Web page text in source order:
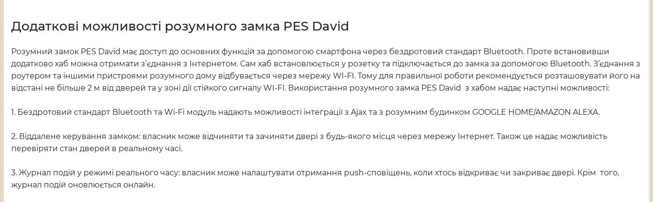
Додаткові можливості розумного замка PES David
Розумний замок PES David має доступ до основних функцій за допомогою смартфона через бездротовий стандарт Bluetooth. Проте встановивши
додатково хаб можна отримати з’єднання з Інтернетом. Сам хаб встановлюється у розетку та підключається до замка за допомогою Bluetooth. З’єднання з
роутером та іншими пристроями розумного дому відбувається через мережу WI-FI. Тому для правильної роботи рекомендується розташовувати його на
відстані не більше 2 м від дверей та у зоні дії стійкого сигналу WI-FI. Використання розумного замка PES David з хабом надає наступні можливості:
1. Бездротовий стандарт Bluetooth та Wi-Fi модуль надають можливості інтеграції з Ajax та з розумним будинком GOOGLE HOME/AMAZON ALEXA.
2. Віддалене керування замком: власник може відчиняти та зачиняти двері з будь-якого місця через мережу Інтернет. Також це надає можливість
перевіряти стан дверей в реальному часі.
3. Журнал подій у режимі реального часу: власник може налаштувати отримання push-сповіщень, коли хтось відкриває чи закриває двері. Крім того,
журнал подій оновлюється онлайн.